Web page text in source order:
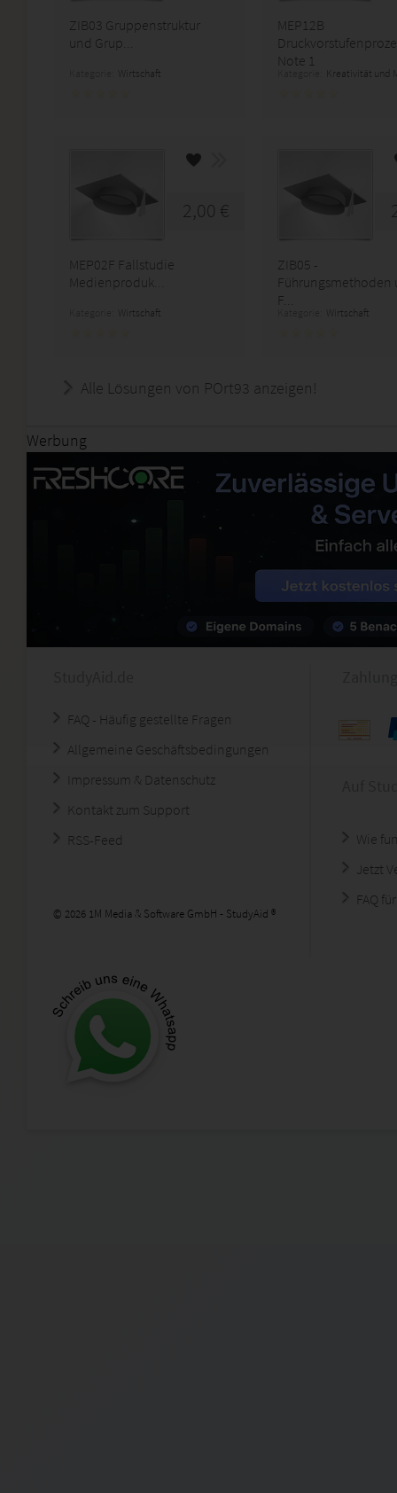
ZIB03 Gruppenstruktur
und Grup...
Wirtschaft
MEP12B
Note 1
Kreativität und
2,00 €
MEP02F Fallstudie
Medienproduk...
Wirtschaft
ZIB05 -
Führungsmethoden
F...
Wirtschaft
Alle Lösungen von POrt93 anzeigen!
Werbung
FAQ - Häufig gestellte Fragen
Allgemeine Geschäftsbedingungen
Impressum & Datenschutz
Kontakt zum Support
RSS-Feed
© 2026 1M Media & Software GmbH - StudyAid ®
Wie
Jetzt
FAQ